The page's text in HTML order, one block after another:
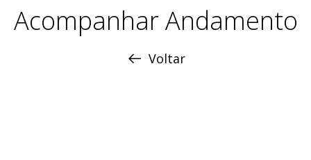
Acompanhar Andamento
Acompanhar Andamento
Voltar